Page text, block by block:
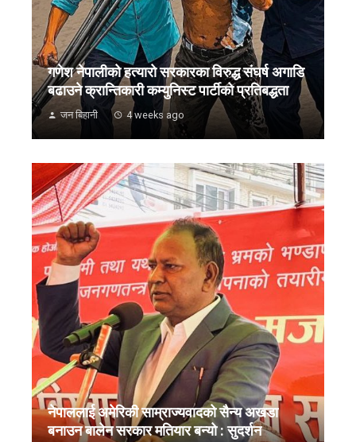
गणेश नेपालीको हत्यारो सरकारका विरुद्ध संघर्ष अगाडि
बढाउने क्रान्तिकारी कम्युनिस्ट पार्टीको प्रतिबद्धता
जन बिहानी 4 weeks ago
नेपाललाई अमेरिकी साम्राज्यवादको सैन्य अखडा
बनाउन बालेन सरकार मतियार बन्यो : सुदर्शन